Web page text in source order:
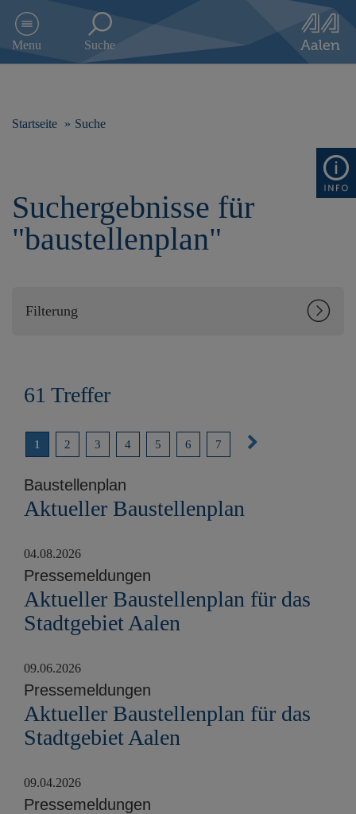
e
Menu Suche
Startseite Suche
Suchergebnisse für
"baustellenplan"
Filterung
61 Treffer
1 2 3 4 5 6 7
S
e
Baustellenplan
Aktueller Baustellenplan
04.08.2026
Pressemeldungen
Aktueller Baustellenplan für das
Stadtgebiet Aalen
09.06.2026
Pressemeldungen
Aktueller Baustellenplan für das
Stadtgebiet Aalen
09.04.2026
Pressemeldungen